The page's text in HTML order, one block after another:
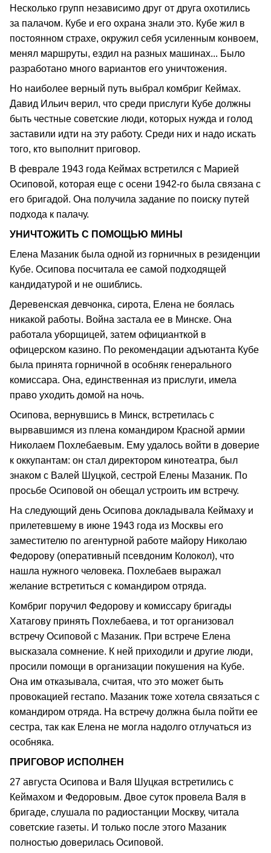
Несколько групп независимо друг от друга охотились
за палачом. Кубе и его охрана знали это. Кубе жил в
постоянном страхе, окружил себя усиленным конвоем,
менял маршруты, ездил на разных машинах... Было
разработано много вариантов его уничтожения.
Но наиболее верный путь выбрал комбриг Кеймах.
Давид Ильич верил, что среди прислуги Кубе должны
быть честные советские люди, которых нужда и голод
заставили идти на эту работу. Среди них и надо искать
того, кто выполнит приговор.
В феврале 1943 года Кеймах встретился с Марией
Осиповой, которая еще с осени 1942-го была связана с
его бригадой. Она получила задание по поиску путей
подхода к палачу.
УНИЧТОЖИТЬ С ПОМОЩЬЮ МИНЫ
Елена Мазаник была одной из горничных в резиденции
Кубе. Осипова посчитала ее самой подходящей
кандидатурой и не ошиблись.
Деревенская девчонка, сирота, Елена не боялась
никакой работы. Война застала ее в Минске. Она
работала уборщицей, затем официанткой в
офицерском казино. По рекомендации адъютанта Кубе
была принята горничной в особняк генерального
комиссара. Она, единственная из прислуги, имела
право уходить домой на ночь.
Осипова, вернувшись в Минск, встретилась с
вырвавшимся из плена командиром Красной армии
Николаем Похлебаевым. Ему удалось войти в доверие
к оккупантам: он стал директором кинотеатра, был
знаком с Валей Шуцкой, сестрой Елены Мазаник. По
просьбе Осиповой он обещал устроить им встречу.
На следующий день Осипова докладывала Кеймаху и
прилетевшему в июне 1943 года из Москвы его
заместителю по агентурной работе майору Николаю
Федорову (оперативный псевдоним Колокол), что
нашла нужного человека. Похлебаев выражал
желание встретиться с командиром отряда.
Комбриг поручил Федорову и комиссару бригады
Хатагову принять Похлебаева, и тот организовал
встречу Осиповой с Мазаник. При встрече Елена
высказала сомнение. К ней приходили и другие люди,
просили помощи в организации покушения на Кубе.
Она им отказывала, считая, что это может быть
провокацией гестапо. Мазаник тоже хотела связаться с
командиром отряда. На встречу должна была пойти ее
сестра, так как Елена не могла надолго отлучаться из
особняка.
ПРИГОВОР ИСПОЛНЕН
27 августа Осипова и Валя Шуцкая встретились с
Кеймахом и Федоровым. Двое суток провела Валя в
бригаде, слушала по радиостанции Москву, читала
советские газеты. И только после этого Мазаник
полностью доверилась Осиповой.